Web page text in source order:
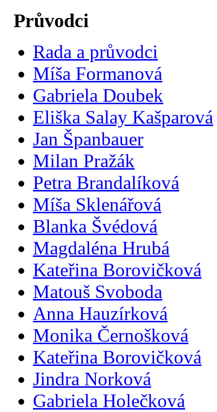
Průvodci
Rada a průvodci
Míša Formanová
Gabriela Doubek
Eliška Salay Kašparová
Jan Španbauer
Milan Pražák
Petra Brandalíková
Míša Sklenářová
Blanka Švédová
Magdaléna Hrubá
Kateřina Borovičková
Matouš Svoboda
Anna Hauzírková
Monika Černošková
Kateřina Borovičková
Jindra Norková
Gabriela Holečková